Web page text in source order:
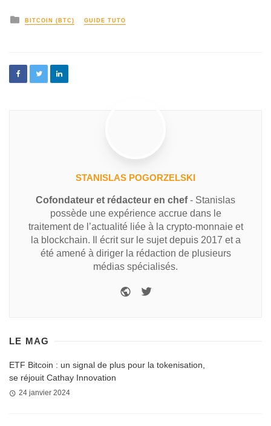
BITCOIN (BTC) GUIDE TUTO
STANISLAS POGORZELSKI
Cofondateur et rédacteur en chef- Stanislas
possède une expérience accrue dans le
traitement de l’actualité liée à la crypto-monnaie et
la blockchain. Il écrit sur le sujet depuis 2017 et a
été amené à diriger la rédaction de plusieurs
médias spécialisés.
LE MAG
ETF Bitcoin : un signal de plus pour la tokenisation,
se réjouit Cathay Innovation
24 janvier 2024